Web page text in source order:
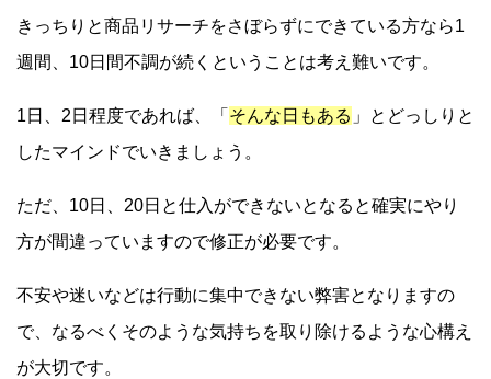
きっちりと商品リサーチをさぼらずにできている方なら1
週間、10日間不調が続くということは考え難いです。
1日、2日程度であれば、「 そんな日もある 」とどっしりと
したマインドでいきましょう。
ただ、10日、20日と仕入ができないとなると確実にやり
方が間違っていますので修正が必要です。
不安や迷いなどは行動に集中できない弊害となりますの
で、なるべくそのような気持ちを取り除けるような心構え
が大切です。